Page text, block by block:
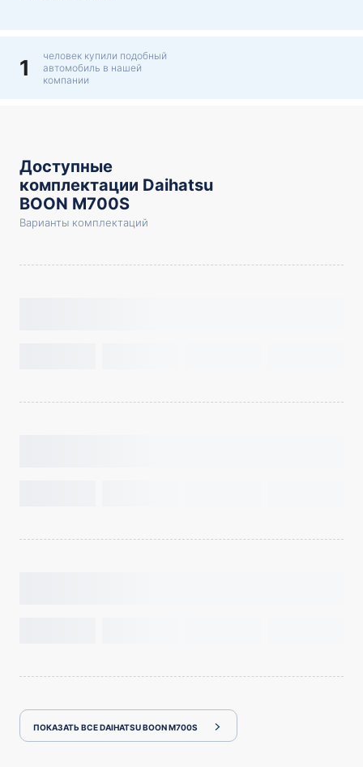
1
человек купили подобный
автомобиль в нашей
компании
Доступные
комплектации Daihatsu
BOON M700S
Варианты комплектаций
ПОКАЗАТЬ ВСЕ DAIHATSU BOON M700S